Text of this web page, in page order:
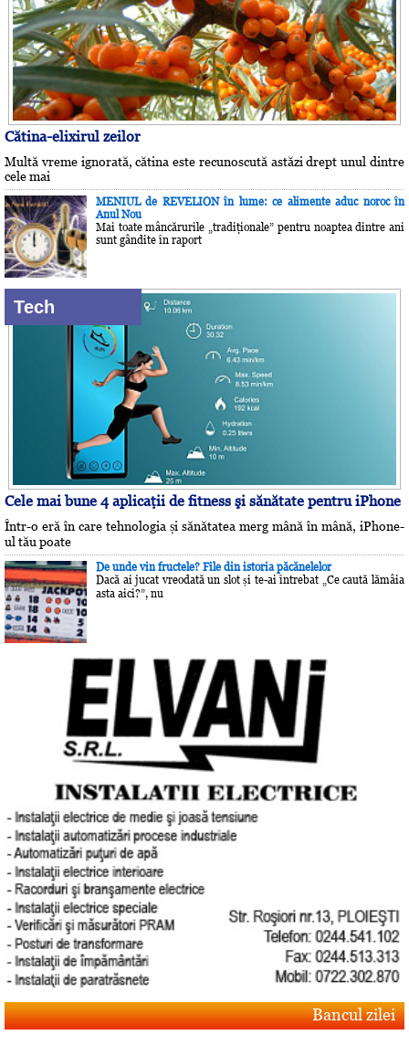
Cătina-elixirul zeilor
Multă vreme ignorată, cătina este recunoscută astăzi drept unul dintre
cele mai
MENIUL de REVELION în lume: ce alimente aduc noroc în
Anul Nou
Mai toate mâncărurile „tradiţionale” pentru noaptea dintre ani
sunt gândite în raport
Tech
Cele mai bune 4 aplicaţii de fitness şi sănătate pentru iPhone
Într-o eră în care tehnologia și sănătatea merg mână în mână, iPhone-
ul tău poate
De unde vin fructele? File din istoria păcănelelor
Dacă ai jucat vreodată un slot și te-ai întrebat „Ce caută lămâia
asta aici?”, nu
Bancul zilei